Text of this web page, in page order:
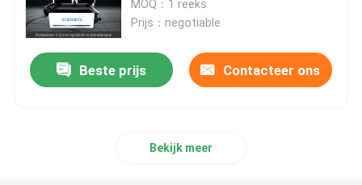
MOQ：1 reeks
Prijs：negotiable
Beste prijs Contacteer ons
Bekijk meer